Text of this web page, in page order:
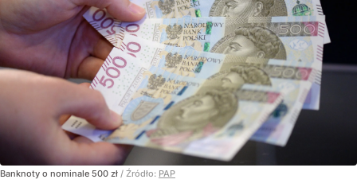
Banknoty o nominale 500 zł / Źródło: PAP